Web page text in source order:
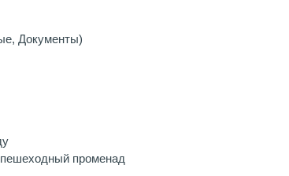
Документы)
променад